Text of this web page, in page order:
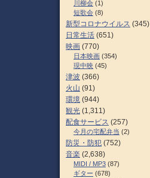
川柳会 (1)
短歌会 (8)
新型コロナウイルス (345)
日常生活 (651)
映画 (770)
日本映画 (354)
現中映 (45)
津波 (366)
火山 (91)
環境 (944)
観光 (1,311)
配食サービス (257)
今月の宅配弁当 (2)
防災・防犯 (752)
音楽 (2,638)
MIDI / MP3 (87)
ギター (678)